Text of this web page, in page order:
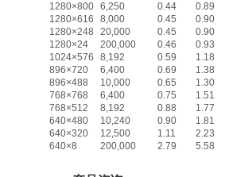
1280×800
6,250 0.44 0.89
1280×616
8,000 0.45 0.90
1280×248
20,000 0.45 0.90
1280×24
200,000 0.46 0.93
1024×576
8,192 0.59 1.18
896×720
6,400 0.69 1.38
896×488
10,000 0.65 1.30
768×768
6,400 0.75 1.51
768×512
8,192 0.88 1.77
640×480
10,240 0.90 1.81
640×320
12,500 1.11 2.23
640×8
200,000 2.79 5.58